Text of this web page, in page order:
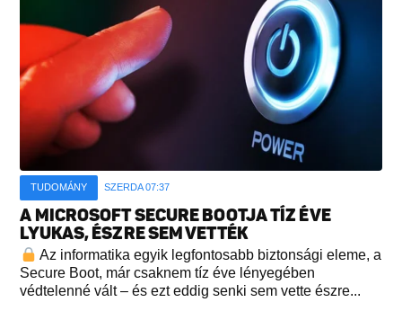
TUDOMÁNY SZERDA 07:37
A MICROSOFT SECURE BOOTJA TÍZ ÉVE
LYUKAS, ÉSZRE SEM VETTÉK
Az informatika egyik legfontosabb biztonsági eleme, a
Secure Boot, már csaknem tíz éve lényegében
védtelenné vált – és ezt eddig senki sem vette észre...